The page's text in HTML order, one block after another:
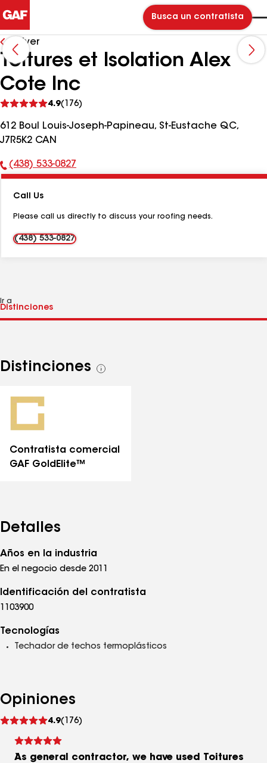
Busca un contratista
Volver
Toitures et Isolation Alex
Cote Inc
4.9(176)
comentarios
612 Boul Louis-Joseph-Papineau, St-Eustache QC,
J7R5K2 CAN
Número
teléfono:
(438) 533-0827
Call Us
Please call us directly to discuss your roofing needs.
(438) 533-0827
Ir a
Distinciones
Ver
Contratista comercial
GAF GoldElite™
Detalles
Años en la industria
En el negocio desde 2011
Identificación del contratista
1103900
Tecnologías
Techador de techos termoplásticos
Opiniones
4.9(176)
comentarios
As general contractor, we have used Toitures